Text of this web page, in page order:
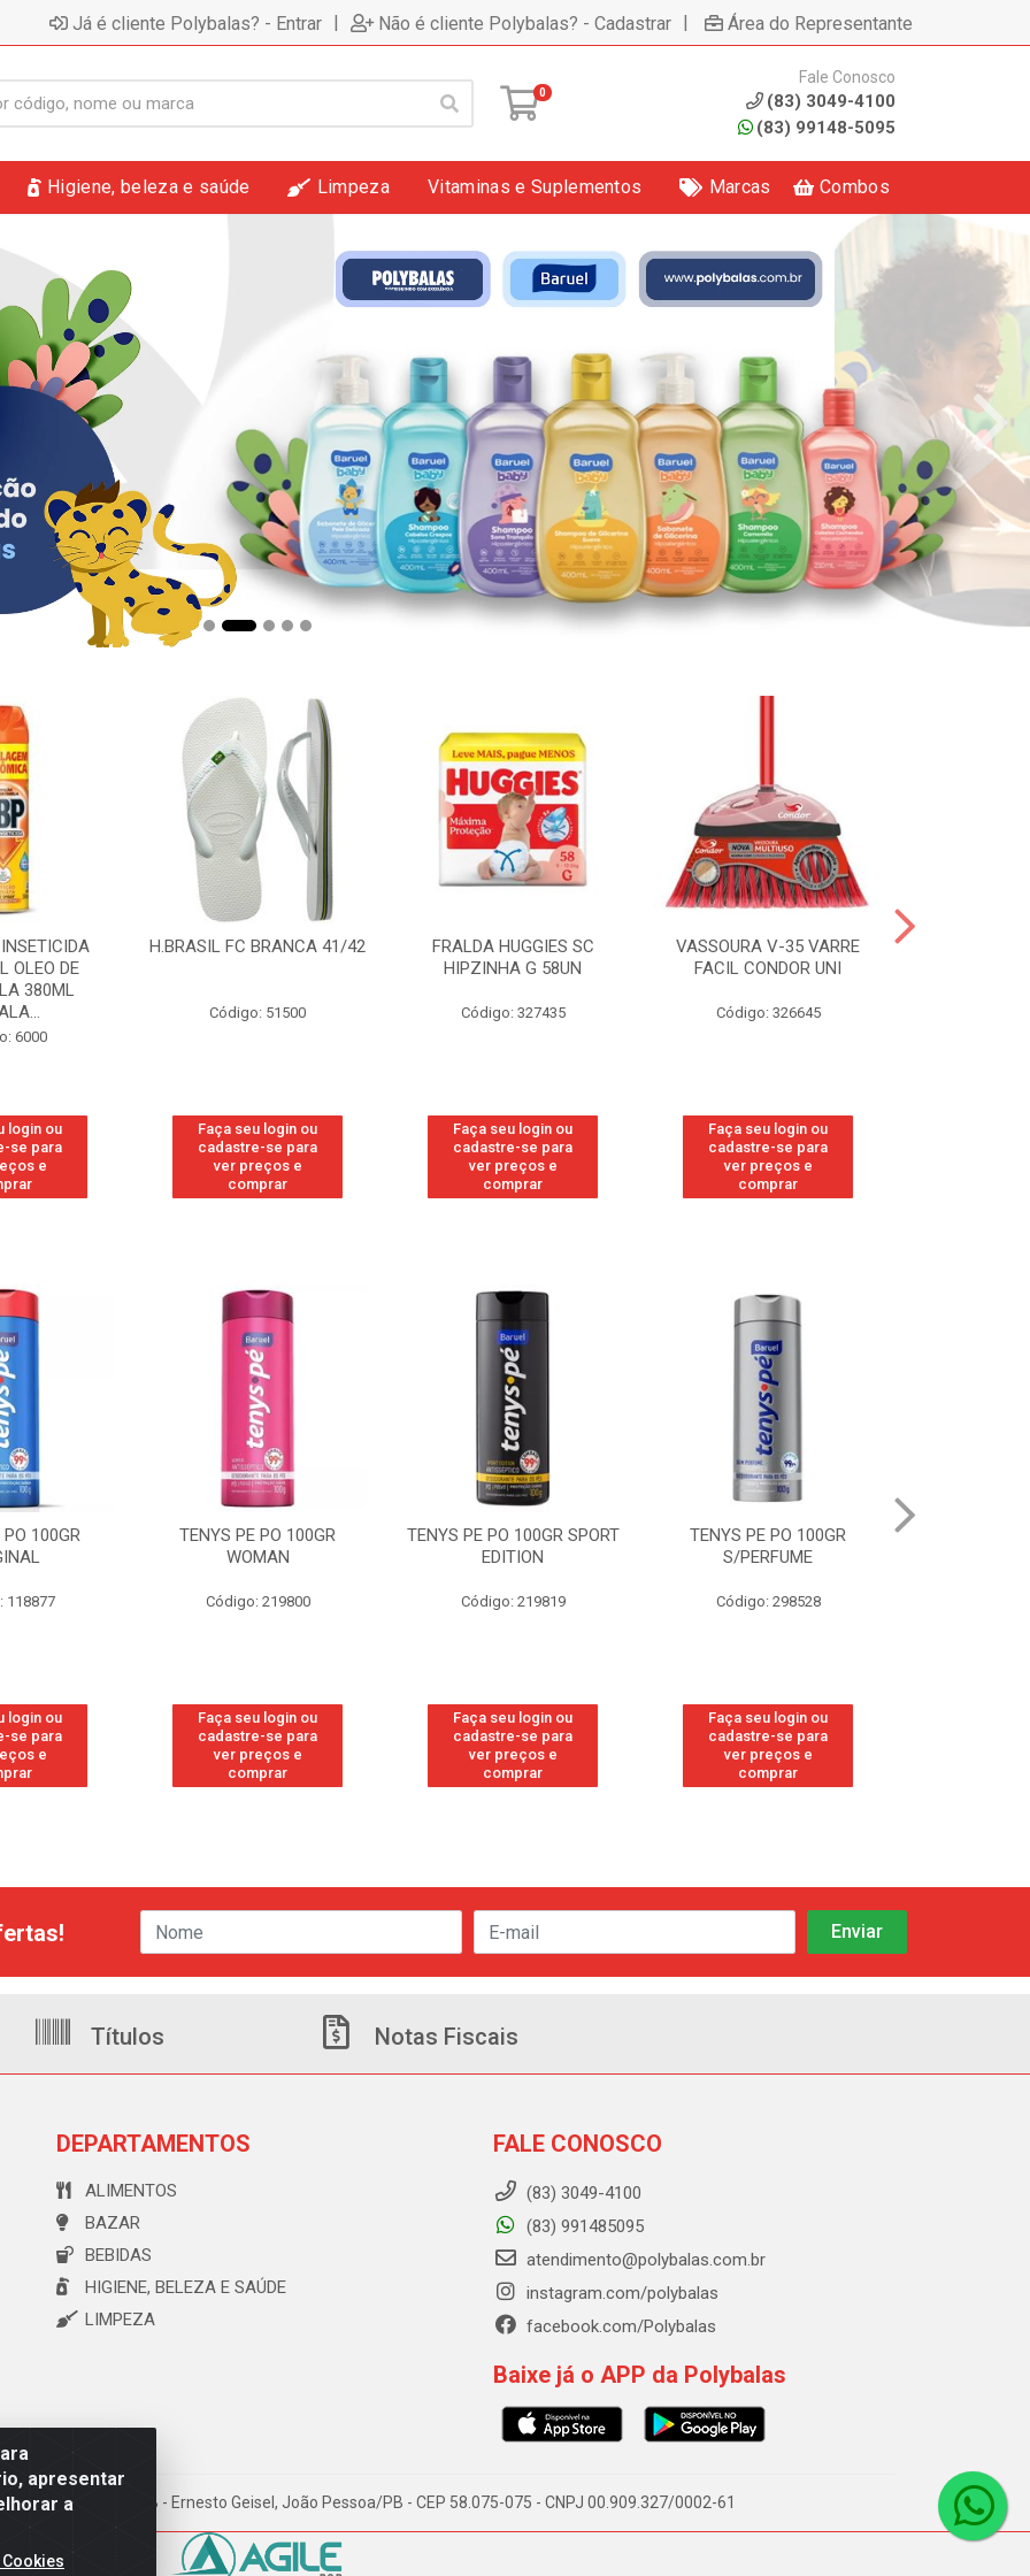
Já é cliente Polybalas? - Entrar | Não é cliente Polybalas? - Cadastrar | Área do Representante
0
Fale Conosco
(83) 3049-4100
(83) 99148-5095
Higiene, beleza e saúde Limpeza Vitaminas e Suplementos Marcas Combos
OLEO DE
380ML
6000
login ou
se para
e
H.BRASIL FC BRANCA 41/42
Código: 51500
Faça seu login ou
cadastre-se para
ver preços e
comprar
FRALDA HUGGIES SC
HIPZINHA G 58UN
Código: 327435
Faça seu login ou
cadastre-se para
ver preços e
comprar
VASSOURA V-35 VARRE
FACIL CONDOR UNI
Código: 326645
Faça seu login ou
cadastre-se para
ver preços e
comprar
100GR
118877
login ou
se para
e
TENYS PE PO 100GR
WOMAN
Código: 219800
Faça seu login ou
cadastre-se para
ver preços e
comprar
TENYS PE PO 100GR SPORT
EDITION
Código: 219819
Faça seu login ou
cadastre-se para
ver preços e
comprar
TENYS PE PO 100GR
S/PERFUME
Código: 298528
Faça seu login ou
cadastre-se para
ver preços e
comprar
apresentar
a
Títulos Notas Fiscais
DEPARTAMENTOS
ALIMENTOS
BAZAR
BEBIDAS
HIGIENE, BELEZA E SAÚDE
LIMPEZA
FALE CONOSCO
(83) 3049-4100
(83) 991485095
atendimento@polybalas.com.br
instagram.com/polybalas
facebook.com/Polybalas
Baixe já o APP da Polybalas
173 Galpão B - Ernesto Geisel, João Pessoa/PB - CEP 58.075-075 - CNPJ 00.909.327/0002-61